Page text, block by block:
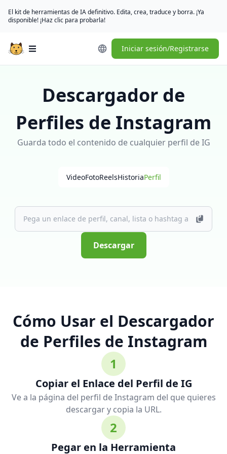
El kit de herramientas de IA definitivo. Edita, crea, traduce y borra. ¡Ya
disponible! ¡Haz clic para probarla!
Open main menu Iniciar sesión/Registrarse
Descargador de
Perfiles de Instagram
Guarda todo el contenido de cualquier perfil de IG
VideoFotoReelsHistoriaPerfil
Descargar
Cómo Usar el Descargador
de Perfiles de Instagram
1
Copiar el Enlace del Perfil de IG
Ve a la página del perfil de Instagram del que quieres
descargar y copia la URL.
2
Pegar en la Herramienta